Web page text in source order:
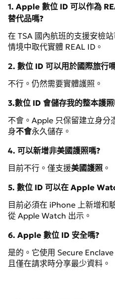
1. Apple 數位 ID 可以作為
替代品嗎?
在 TSA 國內航班的支援安檢
情境中取代實體 REAL ID。
2. 數位 ID 可以用於國際旅行
不行。仍然需要實體護照。
3.數位 ID 會儲存我的整本護
不會。Apple 只保留建立身分
身不會永久儲存。
4. 可以新增非美國護照嗎?
目前不行。僅支援美國護照 。
5. 數位 ID 可以在 Apple
目前必須在 iPhone 上新增和
從 Apple Watch 出示。
6. Apple 數位 ID 安全嗎?
是的。它使用 Secure
且僅在請求時分享最少資料。